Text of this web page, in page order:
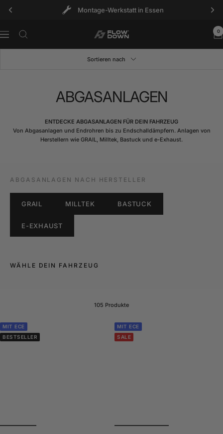
zum
Montage-Werkstatt in Essen
Navigation
FLOW
0
Sortieren nach
ABGASANLAGEN
ENTDECKE ABGASANLAGEN FÜR DEIN FAHRZEUG
Von Abgasanlagen und Endrohren bis zu Endschalldämpfern. Anlagen von
Herstellern wie GRAIL, Milltek, Bastuck und e-Exhaust.
ABGASANLAGEN NACH HERSTELLER
GRAIL MILLTEK BASTUCK
E-EXHAUST
WÄHLE DEIN FAHRZEUG
105 Produkte
MIT ECE
BESTSELLER
MIT ECE
SALE